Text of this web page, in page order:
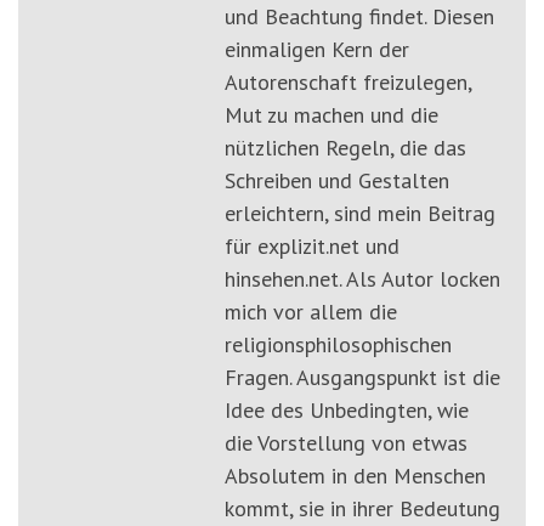
und Beachtung findet. Diesen
einmaligen Kern der
Autorenschaft freizulegen,
Mut zu machen und die
nützlichen Regeln, die das
Schreiben und Gestalten
erleichtern, sind mein Beitrag
für explizit.net und
hinsehen.net. Als Autor locken
mich vor allem die
religionsphilosophischen
Fragen. Ausgangspunkt ist die
Idee des Unbedingten, wie
die Vorstellung von etwas
Absolutem in den Menschen
kommt, sie in ihrer Bedeutung